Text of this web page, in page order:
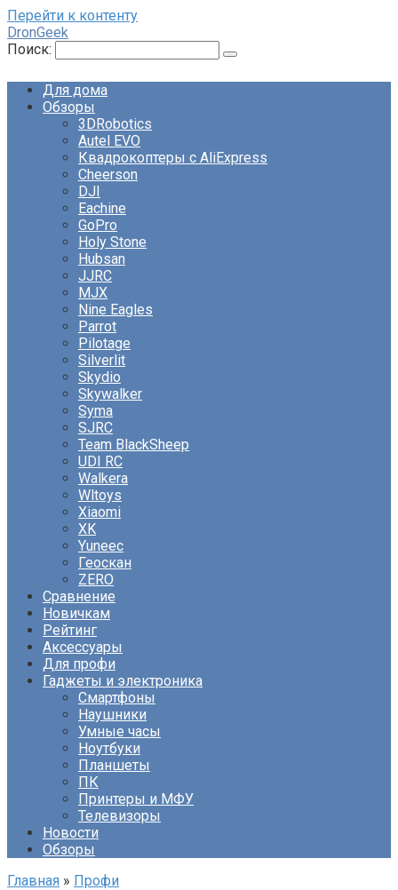
Перейти к контенту
DronGeek
Поиск:
Для дома
Обзоры
3DRobotics
Autel EVO
Квадрокоптеры с AliExpress
Cheerson
DJI
Eachine
GoPro
Holy Stone
Hubsan
JJRC
MJX
Nine Eagles
Parrot
Pilotage
Silverlit
Skydio
Skywalker
Syma
SJRC
Team BlackSheep
UDI RC
Walkera
Wltoys
Xiaomi
XK
Yuneec
Геоскан
ZERO
Сравнение
Новичкам
Рейтинг
Аксессуары
Для профи
Гаджеты и электроника
Смартфоны
Наушники
Умные часы
Ноутбуки
Планшеты
ПК
Принтеры и МФУ
Телевизоры
Новости
Обзоры
Главная » Профи